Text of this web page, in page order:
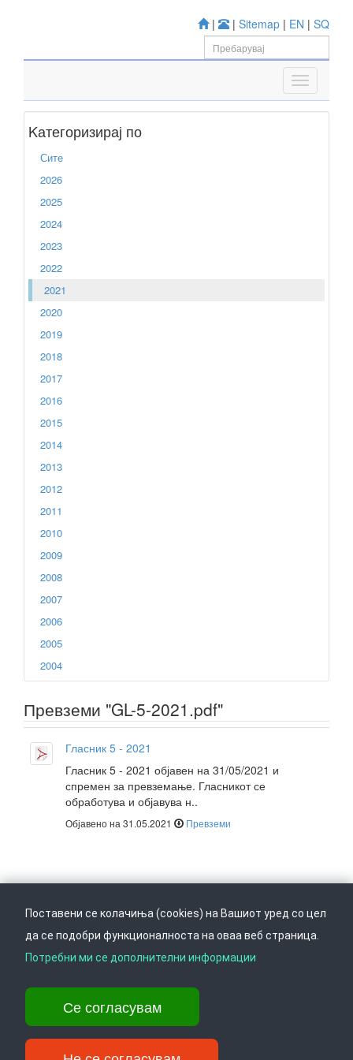
| | Sitemap | EN | SQ
Kатегоризирај по
Сите
2026
2025
2024
2023
2022
2021
2020
2019
2018
2017
2016
2015
2014
2013
2012
2011
2010
2009
2008
2007
2006
2005
2004
Превземи "GL-5-2021.pdf"
Гласник 5 - 2021
Гласник 5 - 2021 објавен на 31/05/2021 и
спремен за превземање. Гласникот се
обработува и објавува н..
Објавено на 31.05.2021 Превземи
Врати се горе Следете не на
Ул. Даме Груев 14, Катна гаража Беко на 1-виот кат, 1000 Скопје,
Тел: +389 2 3103 601 (641), Факс: +389 2 3137 149 |
info@ippo.gov.mk
Поставени се колачиња (cookies) на Вашиот уред со цел
да се подобри функционалноста на оваа веб страница.
Потребни ми се дополнителни информации
Се согласувам